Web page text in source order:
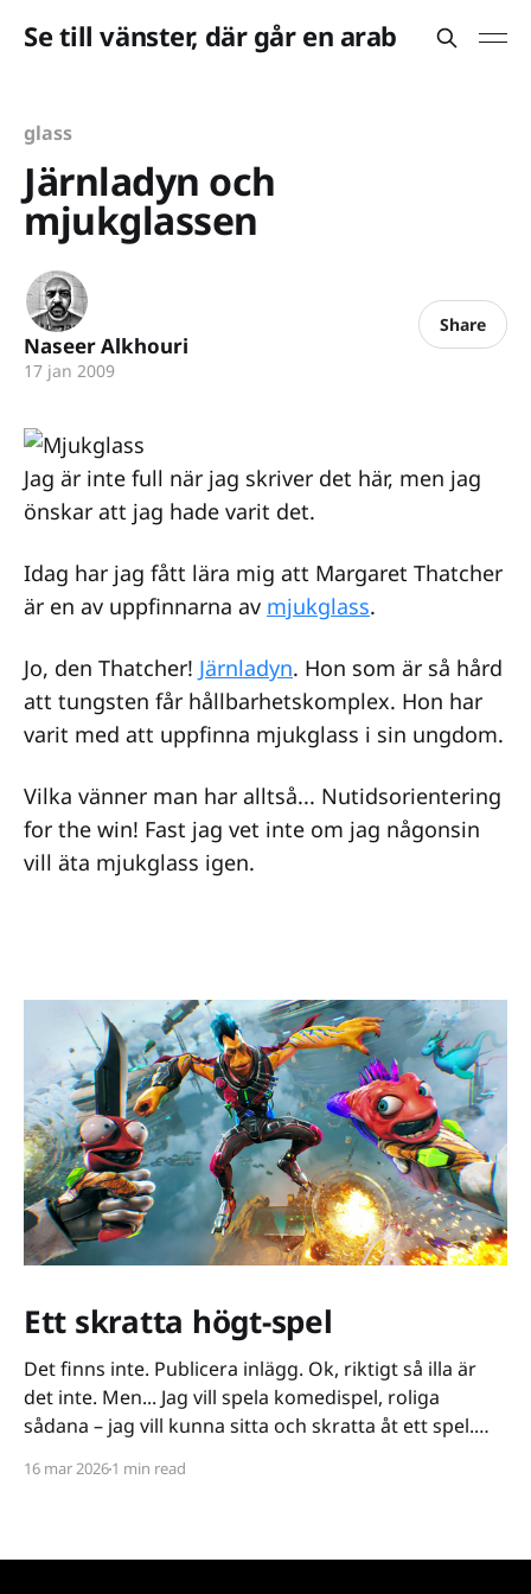
Se till vänster, där går en arab
glass
Järnladyn och
mjukglassen
Naseer Alkhouri
17 jan 2009
Share
Jag är inte full när jag skriver det här, men jag
önskar att jag hade varit det.
Idag har jag fått lära mig att Margaret Thatcher
är en av uppfinnarna av mjukglass.
Jo, den Thatcher! Järnladyn. Hon som är så hård
att tungsten får hållbarhetskomplex. Hon har
varit med att uppfinna mjukglass i sin ungdom.
Vilka vänner man har alltså... Nutidsorientering
for the win! Fast jag vet inte om jag någonsin
vill äta mjukglass igen.
Ett skratta högt-spel
Det finns inte. Publicera inlägg. Ok, riktigt så illa är
det inte. Men... Jag vill spela komedispel, roliga
sådana – jag vill kunna sitta och skratta åt ett spel.
på ett kiss och bajs-spår eller så lutar de sig på
16 mar 20261 min read